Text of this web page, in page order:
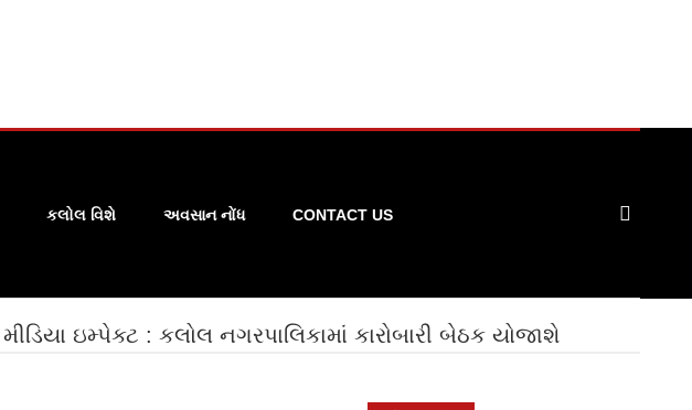
કલોલ વિશે અવસાન નોંધ CONTACT US
મીડિયા ઇમ્પેક્ટ : કલોલ નગરપાલિકામાં કારોબારી બેઠક યોજાશે